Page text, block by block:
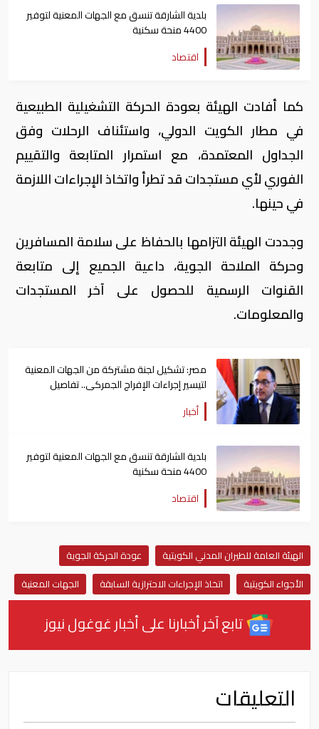
بلدية الشارقة تنسق مع الجهات المعنية لتوفير
4400 منحة سكنية
اقتصاد
كما أفادت الهيئة بعودة الحركة التشغيلية الطبيعية
في مطار الكويت الدولي، واستئناف الرحلات وفق
الجداول المعتمدة، مع استمرار المتابعة والتقييم
الفوري لأي مستجدات قد تطرأ واتخاذ الإجراءات اللازمة
في حينها.
وجددت الهيئة التزامها بالحفاظ على سلامة المسافرين
وحركة الملاحة الجوية، داعية الجميع إلى متابعة
القنوات الرسمية للحصول على آخر المستجدات
والمعلومات.
‎مصر: تشكيل لجنة مشتركة من الجهات المعنية
لتيسير إجراءات الإفراج الجمركى.. تفاصيل
أخبار
بلدية الشارقة تنسق مع الجهات المعنية لتوفير
4400 منحة سكنية
اقتصاد
الهيئة العامة للطيران المدني الكويتية
عودة الحركة الجوية
الأجواء الكويتية
اتخاذ الإجراءات الاحترازية السابقة الجهات المعنية
تابع آخر أخبارنا على أخبار غوغول نيوز
التعليقات